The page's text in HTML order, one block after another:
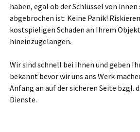
haben, egal ob der Schlüssel von
abgebrochen ist: Keine Panik!
kostspieligen Schaden an Ihrem
hineinzugelangen.
Wir sind schnell bei Ihnen und geben
bekannt bevor wir uns ans Werk
Anfang an auf der sicheren Seite bzgl.
Dienste.